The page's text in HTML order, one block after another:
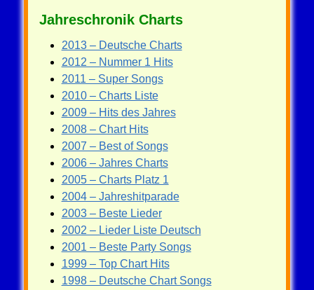
Jahreschronik Charts
2013 – Deutsche Charts
2012 – Nummer 1 Hits
2011 – Super Songs
2010 – Charts Liste
2009 – Hits des Jahres
2008 – Chart Hits
2007 – Best of Songs
2006 – Jahres Charts
2005 – Charts Platz 1
2004 – Jahreshitparade
2003 – Beste Lieder
2002 – Lieder Liste Deutsch
2001 – Beste Party Songs
1999 – Top Chart Hits
1998 – Deutsche Chart Songs